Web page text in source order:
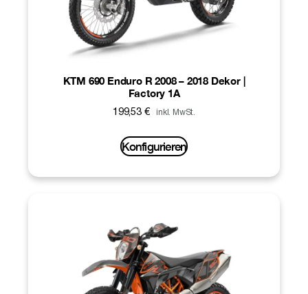
KTM 690 Enduro R 2008 – 2018 Dekor |
Factory 1A
199,53 € inkl. MwSt.
Konfigurieren